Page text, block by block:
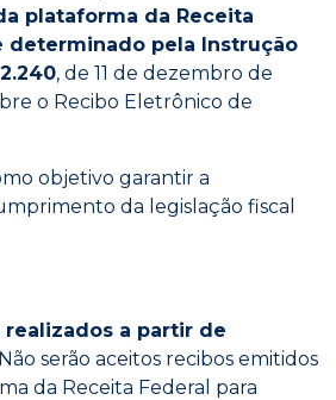
plataforma da Receita
determinado pela Instrução
, de 11 de dezembro de
o Recibo Eletrônico de
objetivo garantir a
da legislação fiscal
a partir de
serão aceitos recibos emitidos
da Receita Federal para